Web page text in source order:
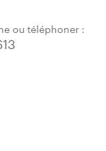
ou téléphoner :